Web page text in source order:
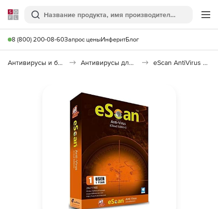
Softline
Поиск
8 (800) 200-08-60Запрос ценыИнферитБлог
Антивирусы и безопасность Антивирусы для организаций eScan AntiVirus Edition with Cloud Security for SMB